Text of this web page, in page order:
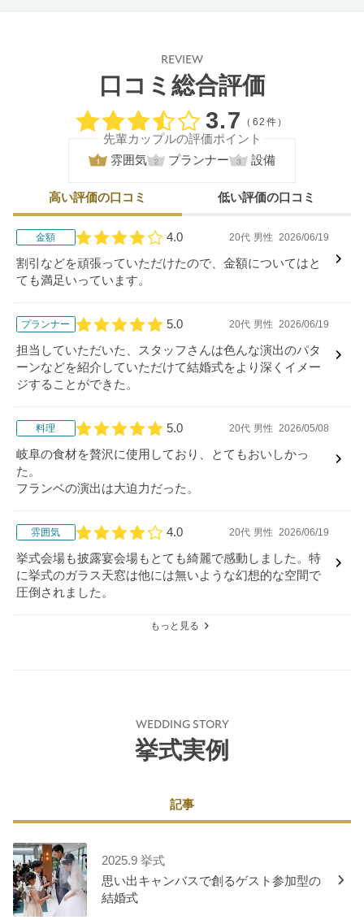
REVIEW
口コミ総合評価
口コミ評価
3.7 （62件）
先輩カップルの評価ポイント
雰囲気
プランナー 設備
高い評価の口コミ 低い評価の口コミ
金額
口コミ評価
4.0 20代 男性 2026/06/19
割引などを頑張っていただけたので、金額についてはと
ても満足いっています。
プランナー
口コミ評価
5.0 20代 男性 2026/06/19
担当していただいた、スタッフさんは色んな演出のパタ
ーンなどを紹介していただけて結婚式をより深くイメー
ジすることができた。
料理
口コミ評価
5.0 20代 男性 2026/05/08
岐阜の食材を贅沢に使用しており、とてもおいしかっ
た。
フランベの演出は大迫力だった。
雰囲気
口コミ評価
4.0 20代 男性 2026/06/19
挙式会場も披露宴会場もとても綺麗で感動しました。特
に挙式のガラス天窓は他には無いような幻想的な空間で
圧倒されました。
もっと見る
WEDDING STORY
挙式実例
記事
2025.9 挙式
思い出キャンバスで創るゲスト参加型の
結婚式